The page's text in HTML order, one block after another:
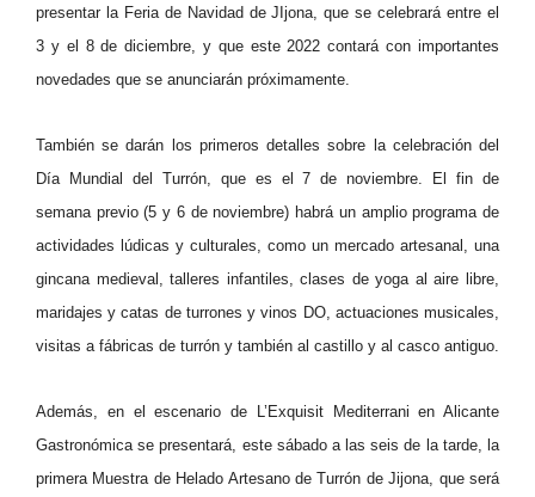
presentar la Feria de Navidad de JIjona, que se celebrará entre el
3 y el 8 de diciembre, y que este 2022 contará con importantes
novedades que se anunciarán próximamente.
También se darán los primeros detalles sobre la celebración del
Día Mundial del Turrón, que es el 7 de noviembre. El fin de
semana previo (5 y 6 de noviembre) habrá un amplio programa de
actividades lúdicas y culturales, como un mercado artesanal, una
gincana medieval, talleres infantiles, clases de yoga al aire libre,
maridajes y catas de turrones y vinos DO, actuaciones musicales,
visitas a fábricas de turrón y también al castillo y al casco antiguo.
Además, en el escenario de L’Exquisit Mediterrani en Alicante
Gastronómica se presentará, este sábado a las seis de la tarde, la
primera Muestra de Helado Artesano de Turrón de Jijona, que será